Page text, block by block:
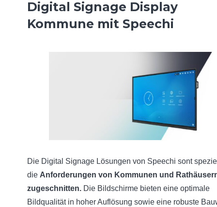
Digital Signage Display
Kommune mit Speechi
Die Digital Signage Lösungen von Speechi sont
die Anforderungen von Kommunen und
zugeschnitten. Die Bildschirme bieten eine optimale
Bildqualität in hoher Auflösung sowie eine robuste